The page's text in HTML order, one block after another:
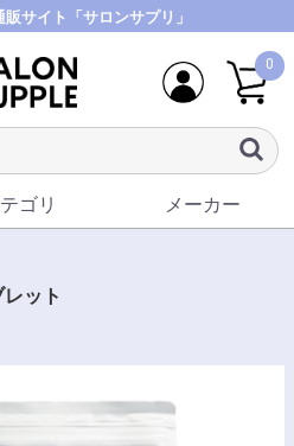
サイト「サロンサプリ」
0
ゴリ メーカー
ット